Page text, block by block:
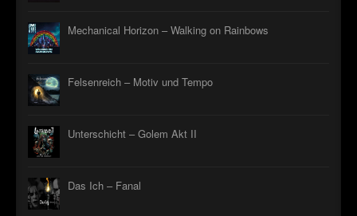
Mechanical Horizon – Walking on Rainbows
Felsenreich – Motiv und Tempo
Unterschicht – Golem Akt II
Das Ich – Fanal